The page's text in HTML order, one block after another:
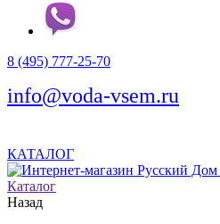
8 (495) 777-25-70
info@voda-vsem.ru
КАТАЛОГ
Каталог
Назад